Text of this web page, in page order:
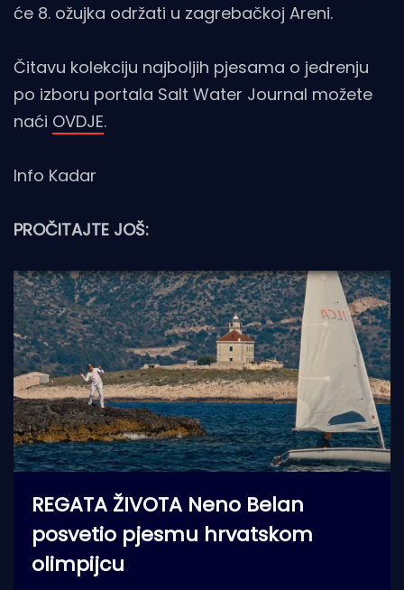
će 8. ožujka održati u zagrebačkoj Areni.
Čitavu kolekciju najboljih pjesama o jedrenju
po izboru portala Salt Water Journal možete
naći OVDJE.
Info Kadar
PROČITAJTE JOŠ:
REGATA ŽIVOTA Neno Belan
posvetio pjesmu hrvatskom
olimpijcu